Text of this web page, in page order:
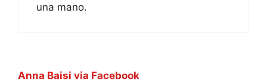
una mano.
Anna Baisi via Facebook